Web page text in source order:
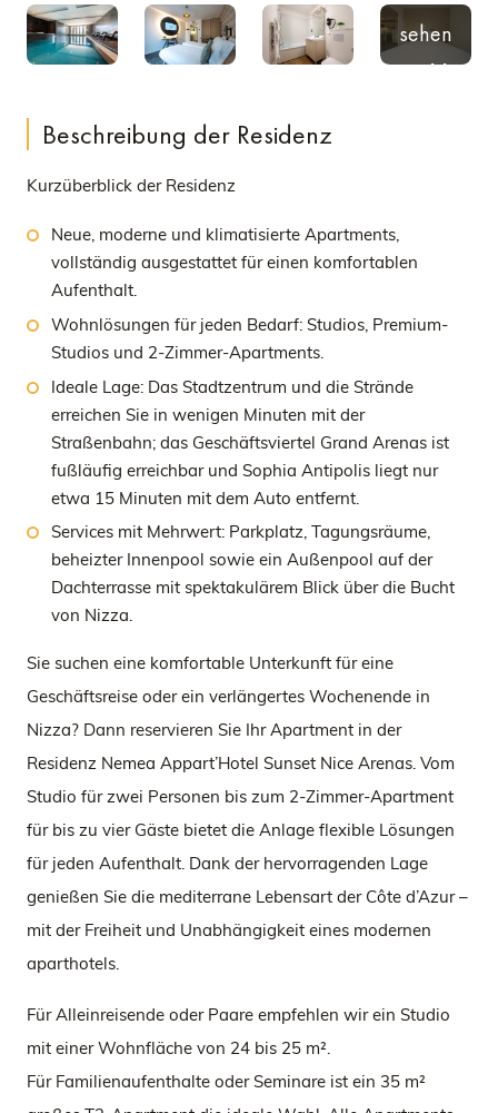
sehen
17 Bilder
Beschreibung der Residenz
Kurzüberblick der Residenz
Neue, moderne und klimatisierte Apartments,
vollständig ausgestattet für einen komfortablen
Aufenthalt.
Wohnlösungen für jeden Bedarf: Studios, Premium-
Studios und 2-Zimmer-Apartments.
Ideale Lage: Das Stadtzentrum und die Strände
erreichen Sie in wenigen Minuten mit der
Straßenbahn; das Geschäftsviertel Grand Arenas ist
fußläufig erreichbar und Sophia Antipolis liegt nur
etwa 15 Minuten mit dem Auto entfernt.
Services mit Mehrwert: Parkplatz, Tagungsräume,
beheizter Innenpool sowie ein Außenpool auf der
Dachterrasse mit spektakulärem Blick über die Bucht
von Nizza.
Sie suchen eine komfortable Unterkunft für eine
Geschäftsreise oder ein verlängertes Wochenende in
Nizza? Dann reservieren Sie Ihr Apartment in der
Residenz Nemea Appart’Hotel Sunset Nice Arenas. Vom
Studio für zwei Personen bis zum 2-Zimmer-Apartment
für bis zu vier Gäste bietet die Anlage flexible Lösungen
für jeden Aufenthalt. Dank der hervorragenden Lage
genießen Sie die mediterrane Lebensart der Côte d’Azur –
mit der Freiheit und Unabhängigkeit eines modernen
aparthotels.
Für Alleinreisende oder Paare empfehlen wir ein Studio
mit einer Wohnfläche von 24 bis 25 m².
Für Familienaufenthalte oder Seminare ist ein 35 m²